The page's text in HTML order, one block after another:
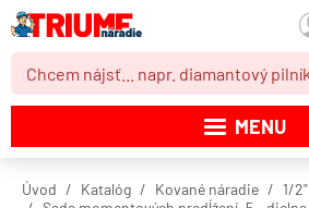
MENU
Úvod Katalóg Kované náradie
1/2"